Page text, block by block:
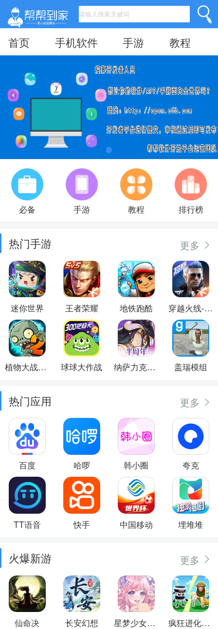
首页 手机软件 手游 教程
必备 手游 教程 排行榜
热门手游 更多
迷你世界 王者荣耀 地铁跑酷 穿越火线-枪战王者
植物大战僵尸2 球球大作战 纳萨力克之王 盖瑞模组
热门应用 更多
百度 哈啰 韩小圈 夸克
TT语音 快手 中国移动 埋堆堆
火爆新游 更多
仙命决 长安幻想 星梦少女换装 疯狂进化防卫战